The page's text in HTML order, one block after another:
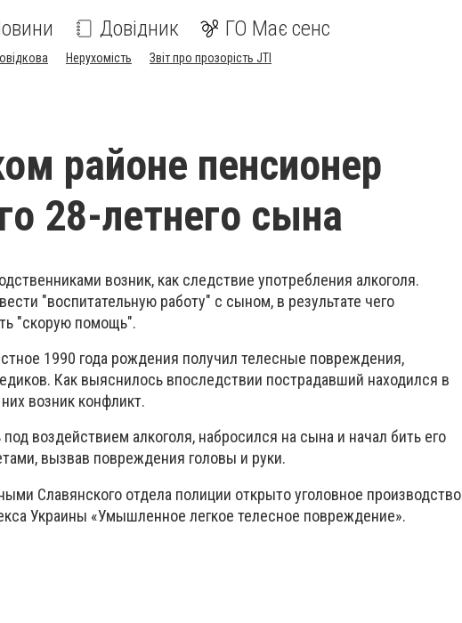
Довідник ГО Має сенс
Нерухомість Звіт про прозорість JTI
районе пенсионер
28-летнего сына
возник, как следствие употребления алкоголя.
"воспитательную работу" с сыном, в результате чего
"скорую помощь".
1990 года рождения получил телесные повреждения,
Как выяснилось впоследствии пострадавший находился в
возник конфликт.
воздействием алкоголя, набросился на сына и начал бить его
вызвав повреждения головы и руки.
Славянского отдела полиции открыто уголовное производство
Украины «Умышленное легкое телесное повреждение».